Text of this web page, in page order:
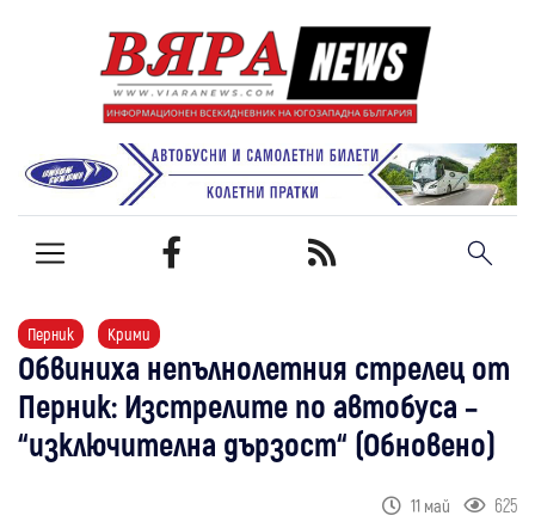
Перник Крими
Обвиниха непълнолетния стрелец от
Перник: Изстрелите по автобуса –
“изключителна дързост“ (Обновено)
11 май 625